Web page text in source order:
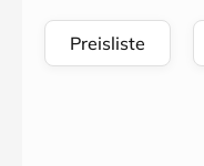
Preisliste